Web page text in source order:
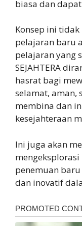
biasa dan
Konsep ini
pelajaran baru
pelajaran yang
SEJAHTERA
hasrat bagi
selamat, aman,
membina dan
kesejahteraan
Ini juga akan
penemuan
dan inovatif